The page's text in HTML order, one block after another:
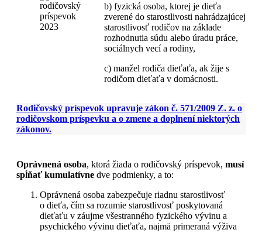
b) fyzická osoba, ktorej je dieťa
zverené do starostlivosti nahrádzajúcej
starostlivosť rodičov na základe
rozhodnutia súdu alebo úradu práce,
sociálnych vecí a rodiny,
c) manžel rodiča dieťaťa, ak žije s
rodičom dieťaťa v domácnosti.
Rodičovský príspevok upravuje zákon č. 571/2009 Z. z. o
rodičovskom príspevku a o zmene a doplnení niektorých
zákonov.
Oprávnená osoba, ktorá žiada o rodičovský príspevok, musí
spĺňať kumulatívne dve podmienky, a to:
Oprávnená osoba zabezpečuje riadnu starostlivosť
o dieťa, čím sa rozumie starostlivosť poskytovaná
dieťaťu v záujme všestranného fyzického vývinu a
psychického vývinu dieťaťa, najmä primeraná výživa